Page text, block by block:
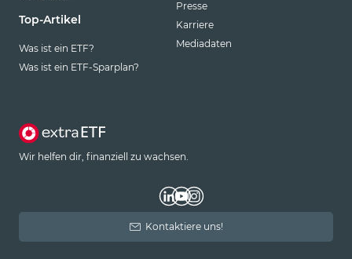
Top-Artikel
Was ist ein ETF?
Was ist ein ETF-Sparplan?
Presse
Karriere
Mediadaten
Wir helfen dir, finanziell zu wachsen.
Kontaktiere uns!